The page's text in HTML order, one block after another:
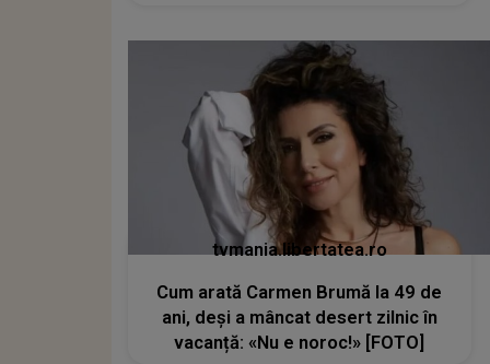
tvmania.libertatea.ro
Cum arată Carmen Brumă la 49 de
ani, deși a mâncat desert zilnic în
vacanță: «Nu e noroc!» [FOTO]